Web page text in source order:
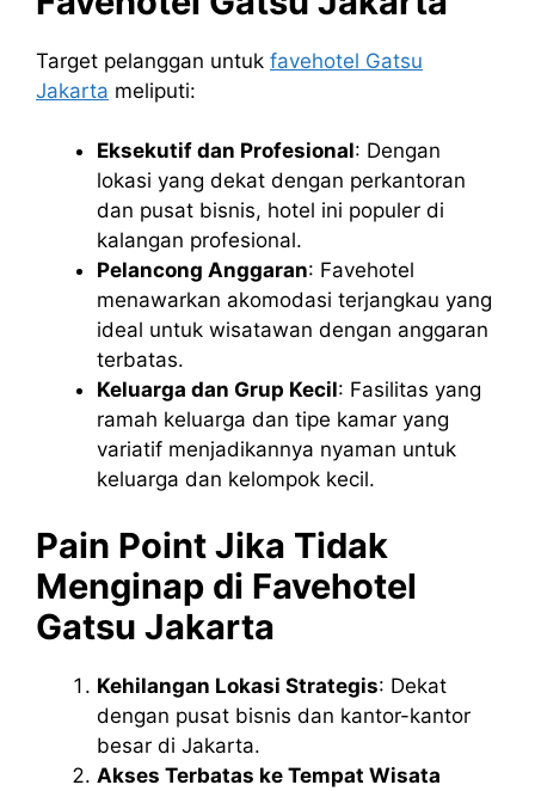
Target pelanggan untuk favehotel Gatsu
Jakarta meliputi:
Eksekutif dan Profesional: Dengan
lokasi yang dekat dengan perkantoran
dan pusat bisnis, hotel ini populer di
kalangan profesional.
Pelancong Anggaran: Favehotel
menawarkan akomodasi terjangkau yang
ideal untuk wisatawan dengan anggaran
terbatas.
Keluarga dan Grup Kecil: Fasilitas yang
ramah keluarga dan tipe kamar yang
variatif menjadikannya nyaman untuk
keluarga dan kelompok kecil.
Pain Point Jika Tidak
Menginap di Favehotel
Gatsu Jakarta
Kehilangan Lokasi Strategis: Dekat
dengan pusat bisnis dan kantor-kantor
besar di Jakarta.
Akses Terbatas ke Tempat Wisata